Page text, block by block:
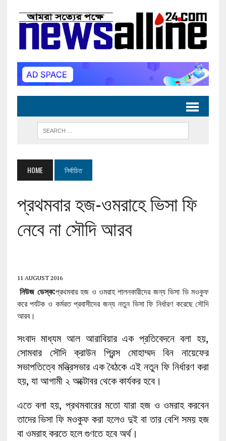
HOME নির্বাচিত
প্রথমবার হজ-ওমরাহে ভিসা ফি
নেবে না সৌদি আরব
11 AUGUST 2016
নিউজ ডেস্ক:প্রথমবার হজ ও ওমরাহ পালনকারীদের জন্য ভিসা ভি মওকুফ
করে পর্যটক ও কর্মরত প্রবাসীদের জন্য নতুন ভিসা ফি নির্ধারণ করেছে সৌদি
আরব।
সংবাদ মাধ্যম আল আরাবিয়ার এক প্রতিবেদনে বলা হয়,
সোমবার সৌদি ক্রাউন প্রিন্স মোহাম্মদ বিন নায়েফের
সভাপতিত্বে মন্ত্রিসভার এক বৈঠকে এই নতুন ফি নির্ধারণ করা
হয়, যা আগামী ২ অক্টোবর থেকে কার্যকর হবে।
এতে বলা হয়, প্রথমবারের মতো যারা হজ ও ওমরাহ করবেন
তাদের ভিসা ফি মওকুফ করা হলেও দুই বা তার বেশি সময় হজ
বা ওমরাহ করতে হলে গুণতে হবে অর্থ।